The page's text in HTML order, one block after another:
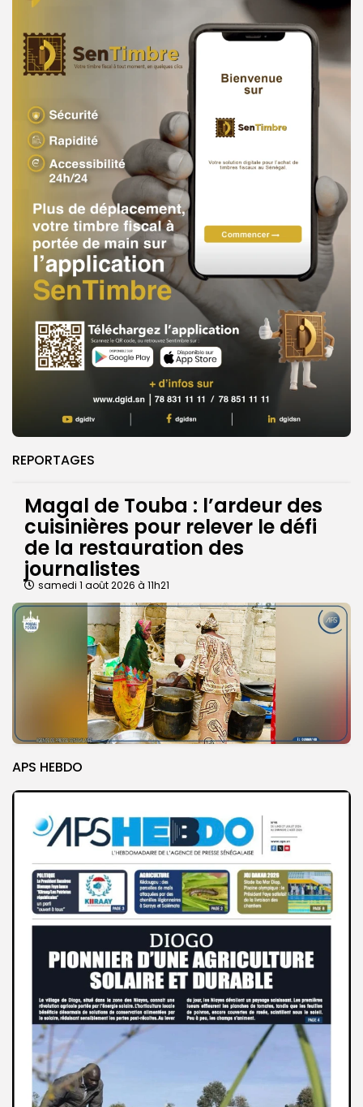
REPORTAGES
Magal de Touba : l’ardeur des
cuisinières pour relever le défi
de la restauration des
journalistes
samedi 1 août 2026 à 11h21
APS HEBDO